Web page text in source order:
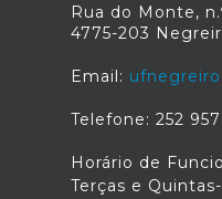
Rua do Monte,
4775-203
Email:
Telefone: 252
Horário de
Terças e